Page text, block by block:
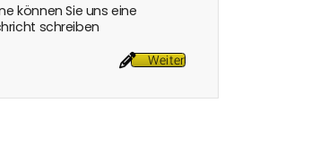
können Sie uns eine
schreiben
Weiter